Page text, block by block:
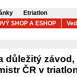
Etriatlon
SHOP A ESHOP
důležitý závod,
ČR v